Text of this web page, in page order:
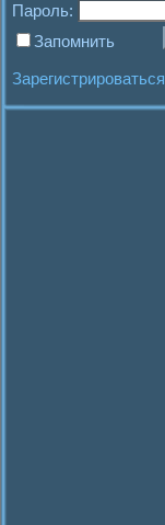
Пароль:
Запомнить
Зарегистрироваться